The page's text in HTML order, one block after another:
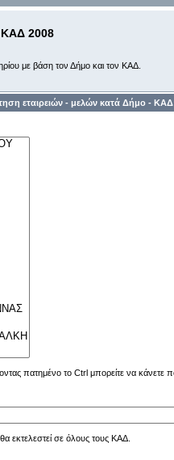
ΚΑΔ 2008
με βάση τον Δήμο και τον ΚΑΔ.
εταιρειών - μελών κατά Δήμο - ΚΑΔ
πατημένο το Ctrl μπορείτε να κάνετε
εκτελεστεί σε όλους τους ΚΑΔ.